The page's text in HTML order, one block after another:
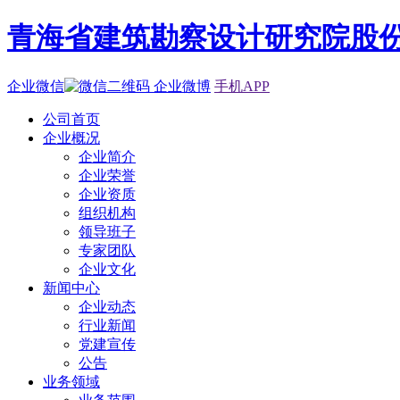
青海省建筑勘察设计研究院股
企业微信 企业微博 手机APP
公司首页
企业概况
企业简介
企业荣誉
企业资质
组织机构
领导班子
专家团队
企业文化
新闻中心
企业动态
行业新闻
党建宣传
公告
业务领域